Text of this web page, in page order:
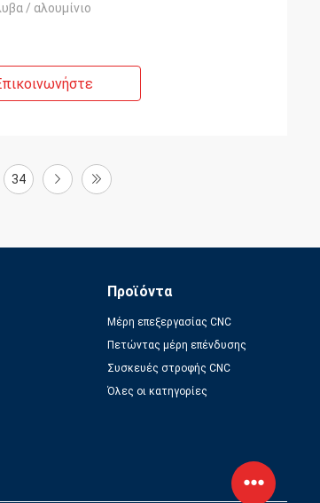
/ αλουμίνιο
34
Προϊόντα
Μέρη επεξεργασίας CNC
Πετώντας μέρη επένδυσης
Συσκευές στροφής CNC
Όλες οι κατηγορίες